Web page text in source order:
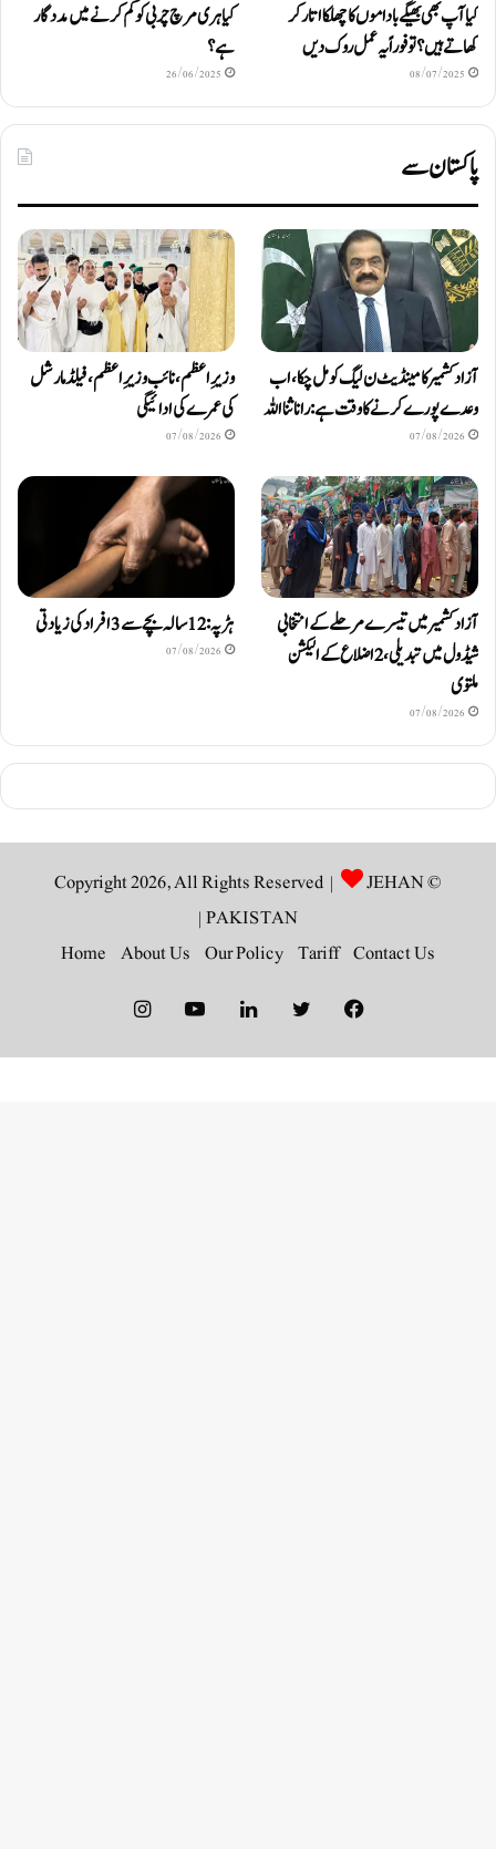
کیا آپ بھی بھیگے باداموں کا چھلکا اتار کر
کھاتے ہیں؟ تو فوراً یہ عمل روک دیں
08/07/2025
کیا ہری مرچ چربی کو کم کرنے میں مددگار
ہے؟
26/06/2025
پاکستان سے
آزاد کشمیر کا مینڈیٹ ن لیگ کو مل چکا، اب
وعدے پورے کرنے کا وقت ہے: رانا ثنا اللہ
07/08/2026
وزیرِاعظم، نائب وزیرِ اعظم، فیلڈ مارشل
کی عمرے کی ادائیگی
07/08/2026
آزادکشمیر میں تیسرے مرحلے کے انتخابی
شیڈول میں تبدیلی، 2 اضلاع کے الیکشن
ملتوی
07/08/2026
ہڑپہ: 12 سالہ بچے سے 3 افراد کی زیادتی
07/08/2026
© Copyright 2026, All Rights Reserved |
JEHAN
PAKISTAN
|
Contact Us
Tariff
Our Policy
About Us
Home
Facebook
Twitter
LinkedIn
YouTube
Instagram